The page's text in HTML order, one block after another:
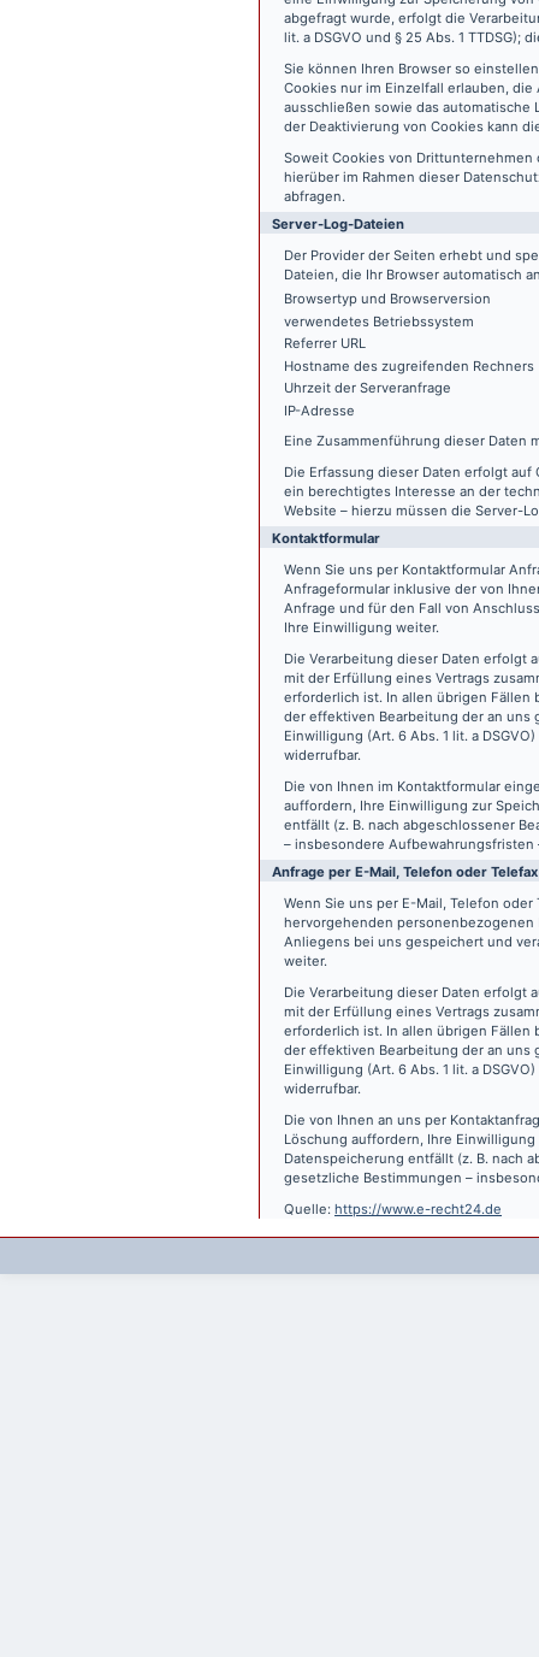
abgefragt wurde, erfolgt die
lit. a DSGVO und § 25 Abs. 1
Sie können Ihren Browser so
Cookies nur im Einzelfall erlauben,
ausschließen sowie das automatische
der Deaktivierung von Cookies kann
Soweit Cookies von
hierüber im Rahmen dieser
abfragen.
Server-Log-Dateien
Der Provider der Seiten erhebt und
Dateien, die Ihr Browser automatisch
Browsertyp und Browserversion
verwendetes Betriebssystem
Referrer URL
Hostname des zugreifenden Rechners
Uhrzeit der Serveranfrage
IP-Adresse
Eine Zusammenführung dieser Daten
Die Erfassung dieser Daten erfolgt auf
ein berechtigtes Interesse an der
Website – hierzu müssen die Server-
Kontaktformular
Wenn Sie uns per Kontaktformular
Anfrageformular inklusive der von
Anfrage und für den Fall von
Ihre Einwilligung weiter.
Die Verarbeitung dieser Daten erfolgt
mit der Erfüllung eines Vertrags
erforderlich ist. In allen übrigen Fällen
der effektiven Bearbeitung der an uns
Einwilligung (Art. 6 Abs. 1 lit. a
widerrufbar.
Die von Ihnen im Kontaktformular
auffordern, Ihre Einwilligung zur
entfällt (z. B. nach abgeschlossener
– insbesondere
Anfrage per E-Mail, Telefon oder Telefax
Wenn Sie uns per E-Mail, Telefon
hervorgehenden personenbezogenen
Anliegens bei uns gespeichert und
weiter.
Die Verarbeitung dieser Daten erfolgt
mit der Erfüllung eines Vertrags
erforderlich ist. In allen übrigen Fällen
der effektiven Bearbeitung der an uns
Einwilligung (Art. 6 Abs. 1 lit. a
widerrufbar.
Die von Ihnen an uns per
Löschung auffordern, Ihre
Datenspeicherung entfällt (z. B. nach
gesetzliche Bestimmungen –
Quelle: https://www.e-recht24.de